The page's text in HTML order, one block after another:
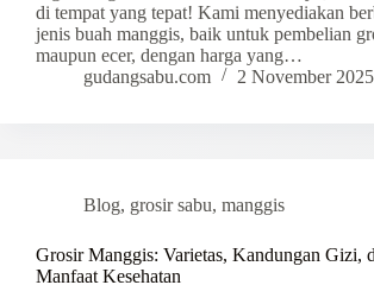
di tempat yang tepat! Kami menyediakan
jenis buah manggis, baik untuk pembelian
maupun ecer, dengan harga yang…
gudangsabu.com
2 November 2025
Blog, grosir sabu, manggis
Grosir Manggis: Varietas, Kandungan Gizi,
Manfaat Kesehatan